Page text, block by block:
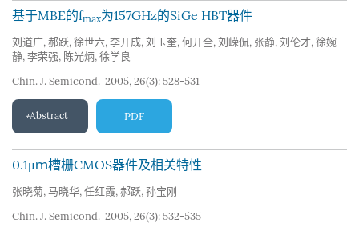
基于MBE的fmax为157GHz的SiGe HBT器件
刘道广, 郝跃, 徐世六, 李开成, 刘玉奎, 何开全, 刘嵘侃, 张静, 刘伦才, 徐婉
静, 李荣强, 陈光炳, 徐学良
Chin. J. Semicond. 2005, 26(3): 528-531
Abstract PDF
0.1μｍ槽栅CMOS器件及相关特性
张晓菊, 马晓华, 任红霞, 郝跃, 孙宝刚
Chin. J. Semicond. 2005, 26(3): 532-535